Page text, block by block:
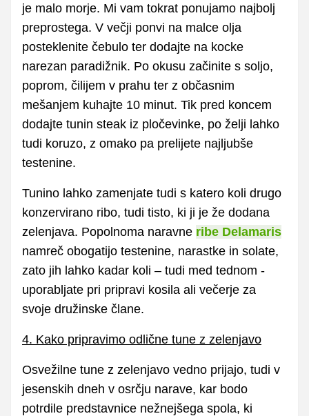
je malo morje. Mi vam tokrat ponujamo najbolj
preprostega. V večji ponvi na malce olja
posteklenite čebulo ter dodajte na kocke
narezan paradižnik. Po okusu začinite s soljo,
poprom, čilijem v prahu ter z občasnim
mešanjem kuhajte 10 minut. Tik pred koncem
dodajte tunin steak iz pločevinke, po želji lahko
tudi koruzo, z omako pa prelijete najljubše
testenine.
Tunino lahko zamenjate tudi s katero koli drugo
konzervirano ribo, tudi tisto, ki ji je že dodana
zelenjava. Popolnoma naravne ribe Delamaris
namreč obogatijo testenine, narastke in solate,
zato jih lahko kadar koli – tudi med tednom -
uporabljate pri pripravi kosila ali večerje za
svoje družinske člane.
4. Kako pripravimo odlične tune z zelenjavo
Osvežilne tune z zelenjavo vedno prijajo, tudi v
jesenskih dneh v osrčju narave, kar bodo
potrdile predstavnice nežnejšega spola, ki